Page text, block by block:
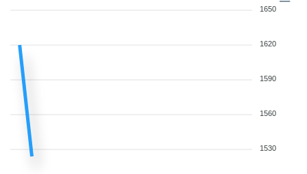
1650
1620
1590
1560
1530